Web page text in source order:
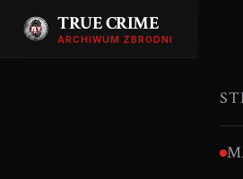
TRUE CRIME
ARCHIWUM ZBRODNI